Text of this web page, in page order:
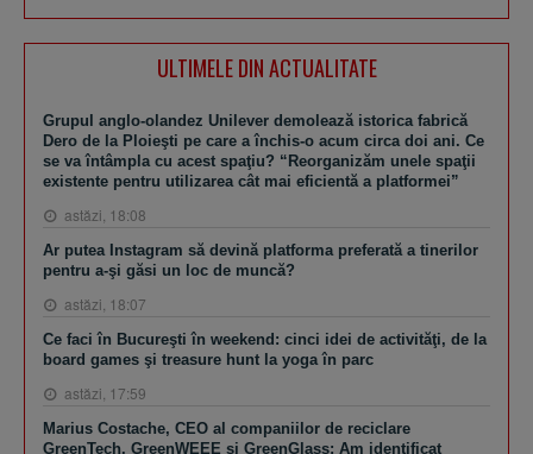
ULTIMELE DIN ACTUALITATE
Grupul anglo-olandez Unilever demolează istorica fabrică
Dero de la Ploieşti pe care a închis-o acum circa doi ani. Ce
se va întâmpla cu acest spaţiu? “Reorganizăm unele spaţii
existente pentru utilizarea cât mai eficientă a platformei”
astăzi, 18:08
Ar putea Instagram să devină platforma preferată a tinerilor
pentru a-şi găsi un loc de muncă?
astăzi, 18:07
Ce faci în Bucureşti în weekend: cinci idei de activităţi, de la
board games şi treasure hunt la yoga în parc
astăzi, 17:59
Marius Costache, CEO al companiilor de reciclare
GreenTech, GreenWEEE şi GreenGlass: Am identificat